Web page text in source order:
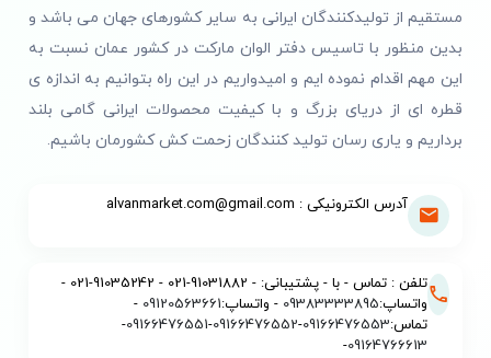
مستقیم از تولیدکنندگان ایرانی به سایر کشورهای جهان می باشد و
بدین منظور با تاسیس دفتر الوان مارکت در کشور عمان نسبت به
این مهم اقدام نموده ایم و امیدواریم در این راه بتوانیم به اندازه ی
قطره ای از دریای بزرگ و با کیفیت محصولات ایرانی گامی بلند
برداریم و یاری رسان تولید کنندگان زحمت کش کشورمان باشیم.
آدرس الکترونیکی : alvanmarket.com@gmail.com
تلفن : تماس - با - پشتیبانی: - 91031882-021 - 91035242-021 -
واتساپ:09383333895 - واتساپ:09120563661
-
تماس:09166476553
-
09166476552
-
09166476551
-
09164766613
-